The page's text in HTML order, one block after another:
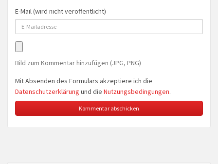
E-Mail (wird nicht veröffentlicht)
Bild zum Kommentar hinzufügen (JPG, PNG)
Mit Absenden des Formulars akzeptiere ich die
Datenschutzerklärung und die Nutzungsbedingungen.